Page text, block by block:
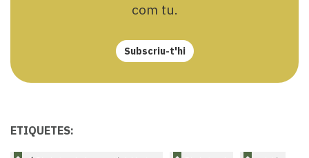
com tu.
Subscriu-t'hi
ETIQUETES: